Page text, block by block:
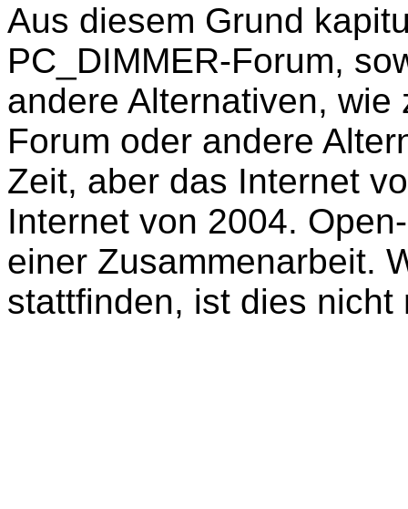
Aus diesem Grund
PC_DIMMER-Forum,
andere Alternativen,
Forum oder andere
Zeit, aber das Internet
Internet von 2004.
einer Zusammenarbeit.
stattfinden, ist dies nicht